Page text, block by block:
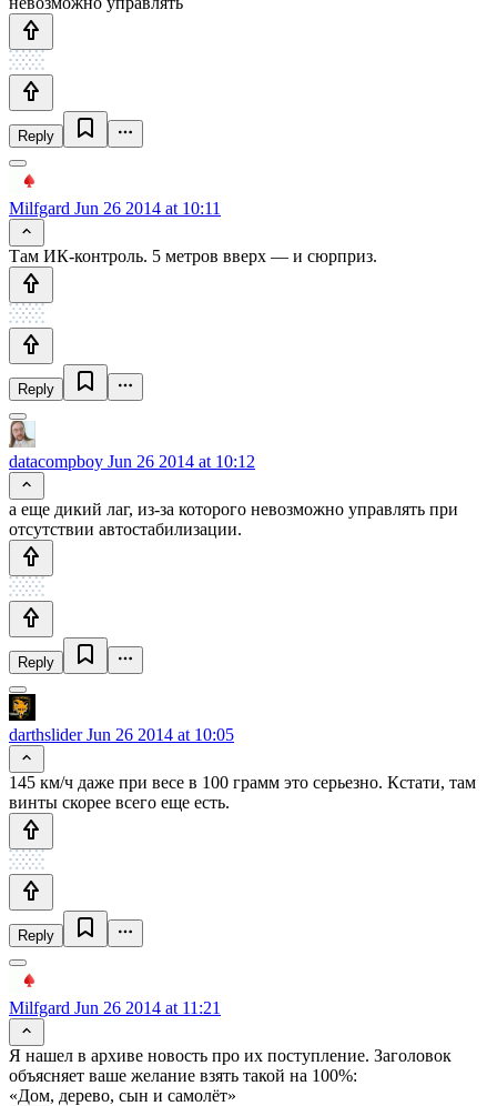
Reply
Milfgard Jun 26 2014 at 10:11
Там ИК-контроль. 5 метров вверх — и сюрприз.
Reply
datacompboy Jun 26 2014 at 10:12
а еще дикий лаг, из-за которого невозможно управлять при
отсутствии автостабилизации.
Reply
darthsliderJun 26 2014 at 10:05
145 км/ч даже при весе в 100 грамм это серьезно. Кстати, там
винты скорее всего еще есть.
Reply
Milfgard Jun 26 2014 at 11:21
Я нашел в архиве новость про их поступление. Заголовок
объясняет ваше желание взять такой на 100%:
«Дом, дерево, сын и самолёт»